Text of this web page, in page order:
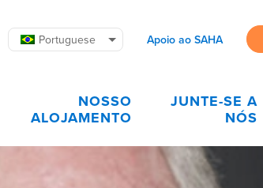
Portuguese Apoio ao SAHA
NOSSO
ALOJAMENTO
JUNTE-SE A
NÓS